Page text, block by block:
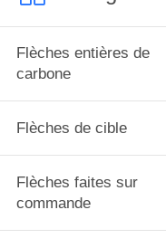
Flèches entières de
carbone
Flèches de cible
Flèches faites sur
commande